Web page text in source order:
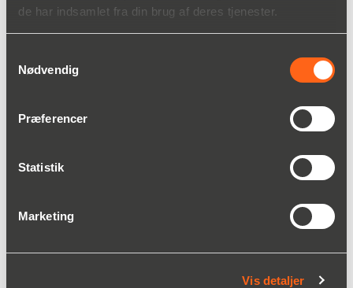
de har indsamlet fra din brug af deres tjenester.
Nødvendig
Præferencer
Statistik
Marketing
Vis detaljer
Speciallegeringer, Vibrationsdæmpning
alex.mogensen(a)christianberner.com